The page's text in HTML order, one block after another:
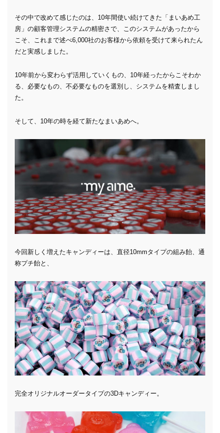
その中で改めて感じたのは、10年間使い続けてきた「まいあめ工
房」の顧客管理システムの精密さで、このシステムがあったから
こそ、これまで述べ6,000社のお客様から依頼を受けて来られたん
だと実感しました。
10年前から変わらず活用していくもの、10年経ったからこそわか
る、必要なもの、不必要なものを選別し、システムを精査しまし
た。
そして、10年の時を経て新たなまいあめへ。
今回新しく増えたキャンディーは、直径10mmタイプの組み飴、通
称プチ飴と、
完全オリジナルオーダータイプの3Dキャンディー。